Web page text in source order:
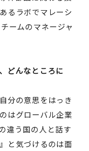
るラボでマレーシ
ームのマネージャ
どんなところに
分の意思をはっき
はグローバル企業
違う国の人と話す
と気づけるのは面